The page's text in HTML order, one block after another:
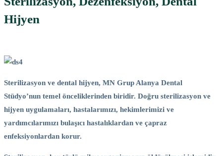
Hijyen
Sterilizasyon ve dental hijyen, MN Grup Alanya Dental
Stüdyo’nun temel önceliklerinden biridir. Doğru sterilizasyon ve
hijyen uygulamaları, hastalarımızı, hekimlerimizi ve
yardımcılarımızı bulaşıcı hastalıklardan ve çapraz
enfeksiyonlardan korur.